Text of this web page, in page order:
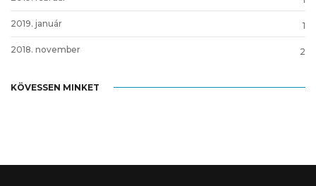
2019. január 1
2018. november 2
KÖVESSEN MINKET